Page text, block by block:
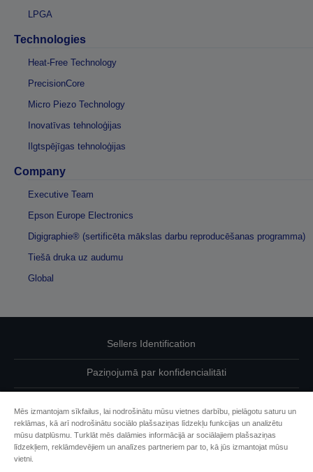
LPGA
Technologies
Heat-Free Technology
PrecisionCore
Micro Piezo Technology
Inovatīvas tehnoloģijas
Ilgtspējīgas tehnoloģijas
Company
Executive Team
Epson Europe Electronics
Digigraphie® (sertificēta mākslas darbu reproducēšanas programma)
Tiešā druka uz audumu
Global
Sellers Identification
Paziņojumā par konfidencialitāti
Sazinieties ar mums par saviem datiem
Mēs izmantojam sīkfailus, lai nodrošinātu mūsu vietnes darbību, pielāgotu saturu un
reklāmas, kā arī nodrošinātu sociālo plašsaziņas līdzekļu funkcijas un analizētu
mūsu datplūsmu. Turklāt mēs dalāmies informācijā ar sociālajiem plašsaziņas
līdzekļiem, reklāmdevējiem un analīzes partneriem par to, kā jūs izmantojat mūsu
vietni.